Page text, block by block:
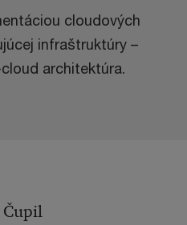
cloudových
infraštruktúry –
architektúra.
Čupil